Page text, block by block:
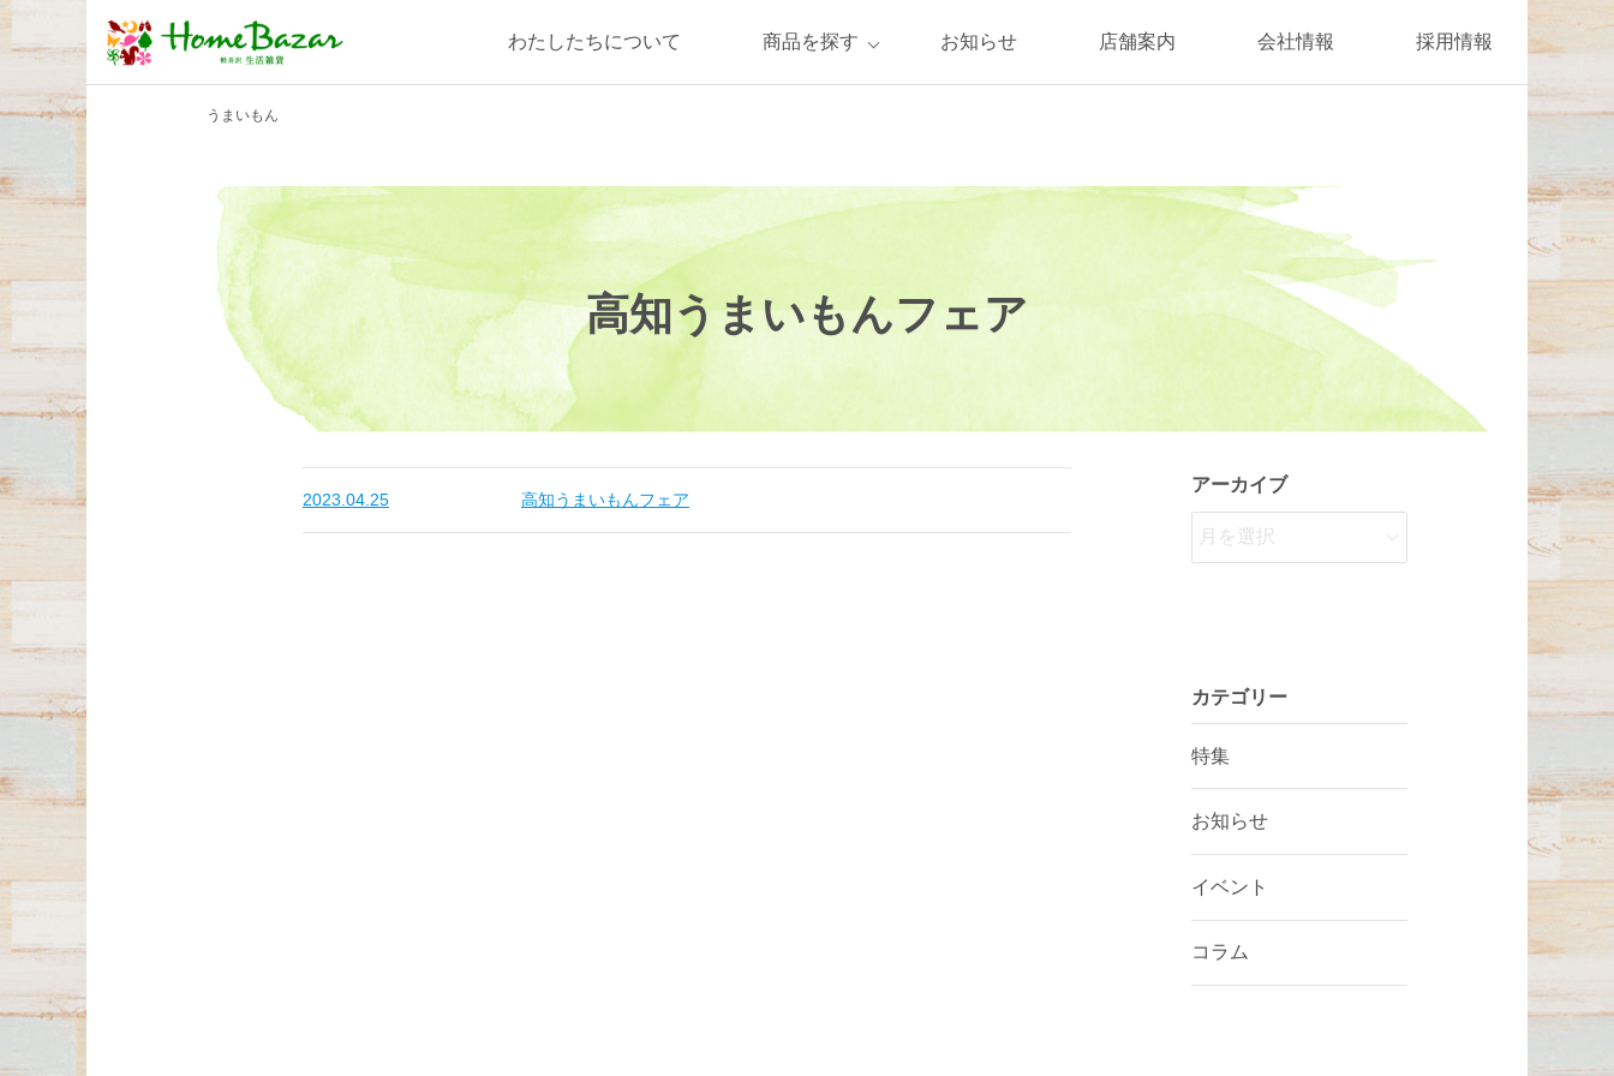
わたしたちについて 商品を探す お知らせ 店舗案内 会社情報 採用情報
うまいもん
高知うまいもんフェア
2023.04.25 高知うまいもんフェア
アーカイブ
カテゴリー
特集
お知らせ
イベント
コラム